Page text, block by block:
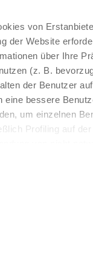
von
der Website
über Ihre
(z. B.
der Benutzer
bessere
um einzelnen
Profiling auf
verwenden, indem
haben Sie